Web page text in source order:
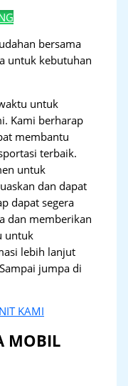
bersama
untuk kebutuhan
untuk
Kami berharap
membantu
terbaik.
untuk
dan dapat
dapat segera
dan memberikan
untuk
lebih lanjut
jumpa di
KAMI
MOBIL